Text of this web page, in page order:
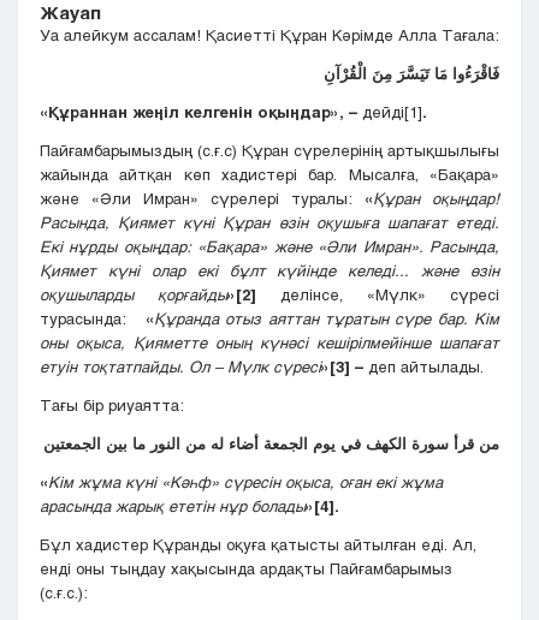
Жауап
Уа алейкум ассалам! Қасиетті Құран Кәрімде Алла Тағала:
فَاقْرَءُوا مَا تَيَسَّرَ مِنَ الْقُرْآنِ
«Құраннан жеңіл келгенін оқыңдар», – дейді[1].
Пайғамбарымыздың (с.ғ.с) Құран сүрелерінің артықшылығы
жайында айтқан көп хадистері бар. Мысалға, «Бақара»
және «Әли Имран» сүрелері туралы: «Құран оқыңдар!
Расында, Қиямет күні Құран өзін оқушыға шапағат етеді.
Екі нұрды оқыңдар: «Бақара» және «Әли Имран». Расында,
Қиямет күні олар екі бұлт күйінде келеді... және өзін
оқушыларды қорғайды»[2]
делінсе, «Мүлк» сүресі
турасында: «Құранда отыз аяттан тұратын сүре бар. Кім
оны оқыса, Қияметте оның күнәсі кешірілмейінше шапағат
етуін тоқтатпайды. Ол – Мүлк сүресі»[3] – деп айтылады.
Тағы бір риуаятта:
من قرأ سورة الكهف في يوم الجمعة أضاء له من النور ما بين الجمعتين
«Кім жұма күні «Кәһф» сүресін оқыса, оған екі жұма
арасында жарық ететін нұр болады»[4].
Бұл хадистер Құранды оқуға қатысты айтылған еді. Ал,
енді оны тыңдау хақысында ардақты Пайғамбарымыз
(с.ғ.с.):